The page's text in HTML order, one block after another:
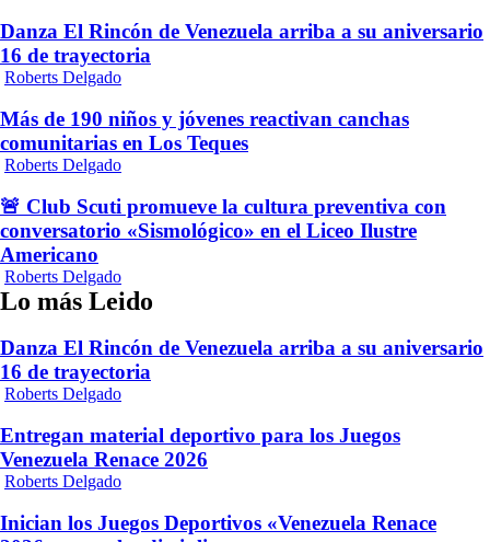
Danza El Rincón de Venezuela arriba a su aniversario
16 de trayectoria
Roberts Delgado
Más de 190 niños y jóvenes reactivan canchas
comunitarias en Los Teques
Roberts Delgado
🚨 Club Scuti promueve la cultura preventiva con
conversatorio «Sismológico» en el Liceo Ilustre
Americano
Roberts Delgado
Lo más Leido
Danza El Rincón de Venezuela arriba a su aniversario
16 de trayectoria
Roberts Delgado
Entregan material deportivo para los Juegos
Venezuela Renace 2026
Roberts Delgado
Inician los Juegos Deportivos «Venezuela Renace